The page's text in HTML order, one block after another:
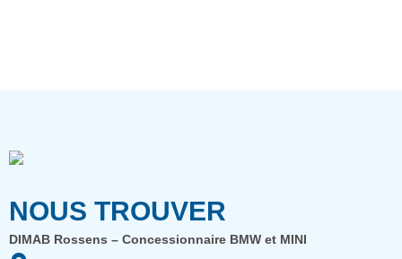
NOUS TROUVER
DIMAB Rossens – Concessionnaire BMW et MINI